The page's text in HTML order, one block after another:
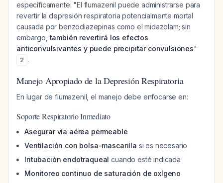
específicamente: "El flumazenil puede administrarse para
revertir la depresión respiratoria potencialmente mortal
causada por benzodiazepinas como el midazolam; sin
embargo,también revertirá los efectos
anticonvulsivantes y puede precipitar convulsiones"
2 .
Manejo Apropiado de la Depresión Respiratoria
En lugar de flumazenil, el manejo debe enfocarse en:
Soporte Respiratorio Inmediato
Asegurar vía aérea permeable
Ventilación con bolsa-mascarilla si es necesario
Intubación endotraqueal cuando esté indicada
Monitoreo continuo de saturación de oxígeno